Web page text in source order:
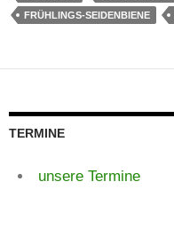
FRÜHLINGS-SEIDENBIENE
TERMINE
unsere Termine